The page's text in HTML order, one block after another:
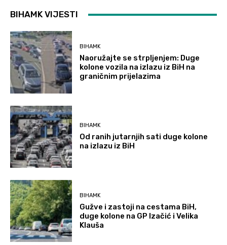
BIHAMK VIJESTI
BIHAMK
Naoružajte se strpljenjem: Duge
kolone vozila na izlazu iz BiH na
graničnim prijelazima
BIHAMK
Od ranih jutarnjih sati duge kolone
na izlazu iz BiH
BIHAMK
Gužve i zastoji na cestama BiH,
duge kolone na GP Izačić i Velika
Klauša